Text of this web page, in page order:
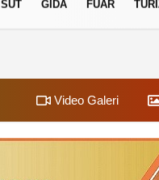
SÜT GIDA FUAR
Video Galeri